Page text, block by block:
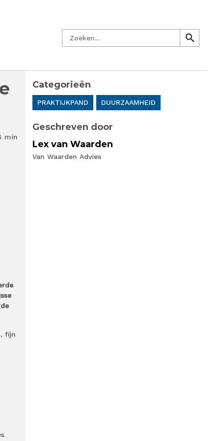
Zoeken
search
search
min
fijn
Categorieën
PRAKTIJKPAND DUURZAAMHEID
Geschreven door
Lex van Waarden
Van Waarden Advies